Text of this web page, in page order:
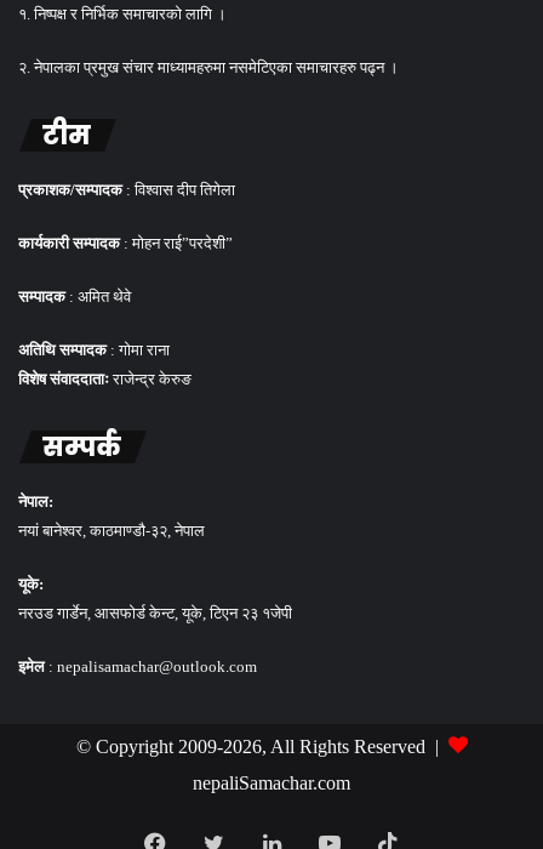
१. निष्पक्ष र निर्भिक समाचारको लागि ।
२. नेपालका प्रमुख संचार माध्यामहरुमा नसमेटिएका समाचारहरु पढ्न ।
टीम
प्रकाशक/सम्पादक : विश्वास दीप तिगेला
कार्यकारी सम्पादक: मोहन राई”परदेशी”
सम्पादक: अमित थेवे
अतिथि सम्पादक: गोमा राना
विशेष संवाददाताःराजेन्द्र केरुङ
सम्पर्क
नेपाल:
नयां बानेश्वर, काठमाण्डौ-३२, नेपाल
यूके:
नरउड गार्डेन, आसफोर्ड केन्ट, यूके, टिएन २३ १जेपी
इमेल: nepalisamachar@outlook.com
© Copyright 2009-2026, All Rights Reserved |
nepaliSamachar.com
FacebookTwitterLinkedInYouTube